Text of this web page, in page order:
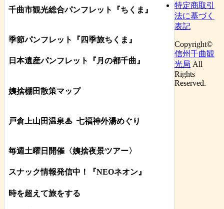
千曲市観光総合パンフレット 『ちくま 』
季節パンフレット『四季旅ちくま』
日本遺産パンフレット 『月の都千曲 』
姨捨棚田散策マップ
戸倉上山田温泉♨ 七福神外湯めぐり
毎週土曜日開催〈姨捨夜景ツアー〉
スナック情報発信中！『NEOネオン』
時を超えて旅をする
特定商取引
法に基づく
表記
Copyright©
信州千曲観
光局 All
Rights
Reserved.